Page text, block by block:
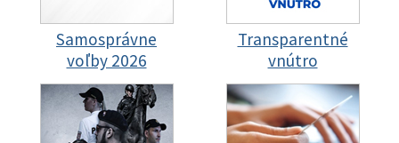
Samosprávne
voľby 2026
Transparentné
vnútro